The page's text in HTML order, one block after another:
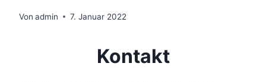
Von admin 7. Januar 2022
Kontakt